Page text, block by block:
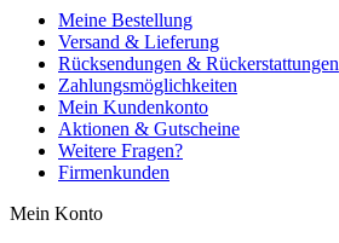
Meine Bestellung
Versand & Lieferung
Rücksendungen & Rückerstattungen
Zahlungsmöglichkeiten
Mein Kundenkonto
Aktionen & Gutscheine
Weitere Fragen?
Firmenkunden
Mein Konto